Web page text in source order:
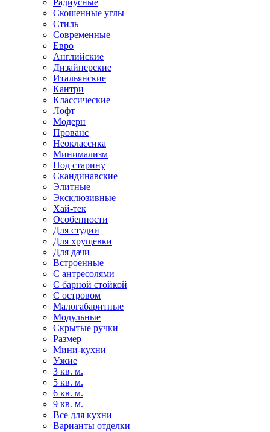
Радиусные
Скошенные углы
Стиль
Современные
Евро
Английские
Дизайнерские
Итальянские
Кантри
Классические
Лофт
Модерн
Прованс
Неоклассика
Минимализм
Под старину
Скандинавские
Элитные
Эксклюзивные
Хай-тек
Особенности
Для студии
Для хрущевки
Для дачи
Встроенные
С антресолями
С барной стойкой
С островом
Малогабаритные
Модульные
Скрытые ручки
Размер
Мини-кухни
Узкие
3 кв. м.
5 кв. м.
6 кв. м.
9 кв. м.
Все для кухни
Варианты отделки